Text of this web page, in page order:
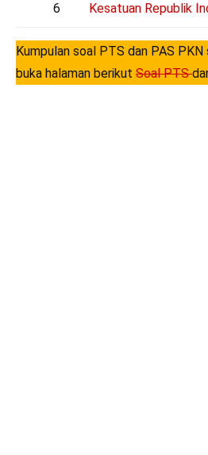
6
Kesatuan Republik
Kumpulan soal PTS dan PAS
buka halaman berikut Soal PTS